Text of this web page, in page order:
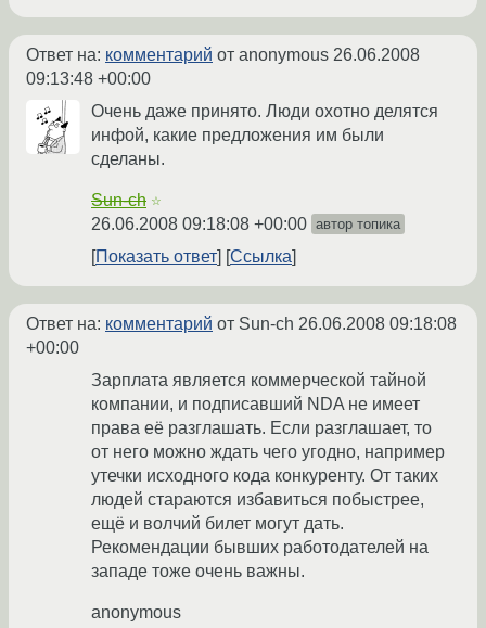
Ответ на: комментарий от anonymous 26.06.2008
09:13:48 +00:00
Очень даже принято. Люди охотно делятся
инфой, какие предложения им были
сделаны.
Sun-ch ☆
26.06.2008 09:18:08 +00:00 автор топика
Показать ответ Ссылка
Ответ на: комментарий от Sun-ch 26.06.2008 09:18:08
+00:00
Зарплата является коммерческой тайной
компании, и подписавший NDA не имеет
права её разглашать. Если разглашает, то
от него можно ждать чего угодно, например
утечки исходного кода конкуренту. От таких
людей стараются избавиться побыстрее,
ещё и волчий билет могут дать.
Рекомендации бывших работодателей на
западе тоже очень важны.
anonymous